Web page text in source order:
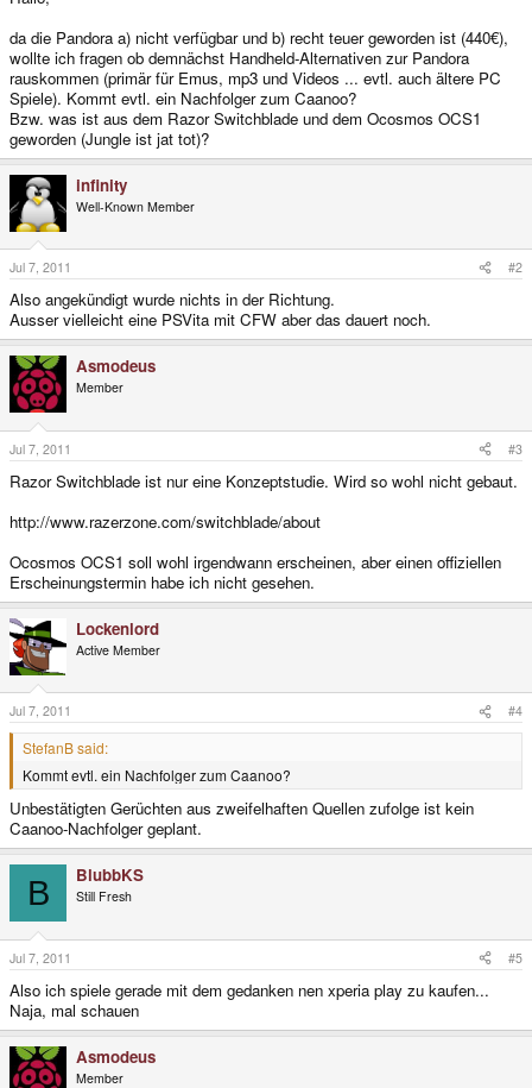
da die Pandora a) nicht verfügbar und b) recht teuer geworden ist (440€),
wollte ich fragen ob demnächst Handheld-Alternativen zur Pandora
rauskommen (primär für Emus, mp3 und Videos ... evtl. auch ältere PC
Spiele). Kommt evtl. ein Nachfolger zum Caanoo?
Bzw. was ist aus dem Razor Switchblade und dem Ocosmos OCS1
geworden (Jungle ist jat tot)?
infinity
Well-Known Member
Jul 7, 2011 #2
Also angekündigt wurde nichts in der Richtung.
Ausser vielleicht eine PSVita mit CFW aber das dauert noch.
Asmodeus
Member
Jul 7, 2011 #3
Razor Switchblade ist nur eine Konzeptstudie. Wird so wohl nicht gebaut.
http://www.razerzone.com/switchblade/about
Ocosmos OCS1 soll wohl irgendwann erscheinen, aber einen offiziellen
Erscheinungstermin habe ich nicht gesehen.
Lockenlord
Active Member
Jul 7, 2011 #4
StefanB said:
Kommt evtl. ein Nachfolger zum Caanoo?
Unbestätigten Gerüchten aus zweifelhaften Quellen zufolge ist kein
Caanoo-Nachfolger geplant.
B BlubbKS
Still Fresh
Jul 7, 2011 #5
Also ich spiele gerade mit dem gedanken nen xperia play zu kaufen...
Naja, mal schauen
Asmodeus
Member